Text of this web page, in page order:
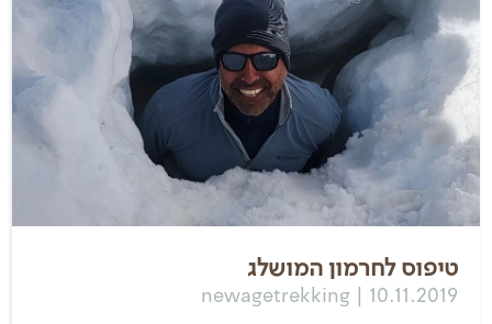
טיפוס לחרמון המושלג
newagetrekking | 10.11.2019